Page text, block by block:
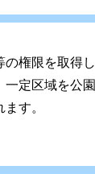
権限を取得
定区域を公
す。